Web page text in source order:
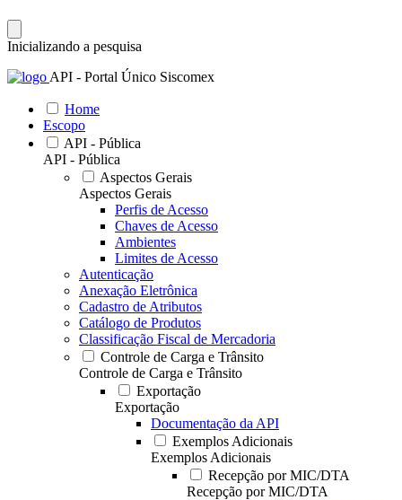
Inicializando a pesquisa
API - Portal Único Siscomex
Home
Escopo
API - Pública
API - Pública
Aspectos Gerais
Aspectos Gerais
Perfis de Acesso
Chaves de Acesso
Ambientes
Limites de Acesso
Autenticação
Anexação Eletrônica
Cadastro de Atributos
Catálogo de Produtos
Classificação Fiscal de Mercadoria
Controle de Carga e Trânsito
Controle de Carga e Trânsito
Exportação
Exportação
Documentação da API
Exemplos Adicionais
Exemplos Adicionais
Recepção por MIC/DTA
Recepção por MIC/DTA